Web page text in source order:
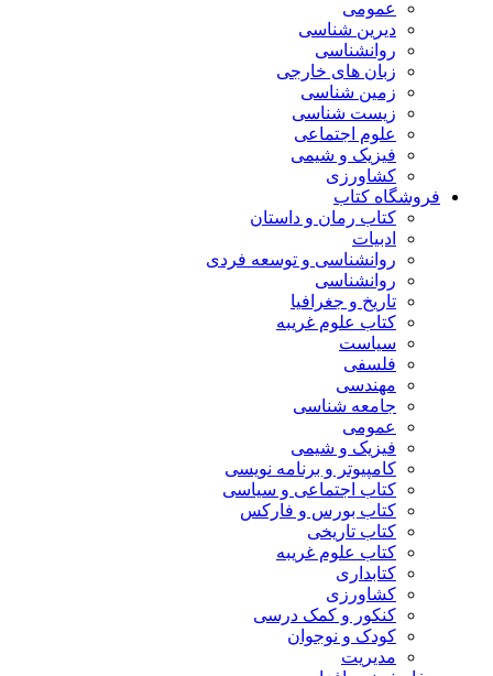
عمومی
دیرین شناسی
روانشناسی
زبان های خارجی
زمین شناسی
زیست شناسی
علوم اجتماعی
فیزیک و شیمی
کشاورزی
فروشگاه کتاب
کتاب رمان و داستان
ادبیات
روانشناسی و توسعه فردی
روانشناسی
تاریخ و جغرافیا
کتاب علوم غریبه
سیاست
فلسفی
مهندسی
جامعه شناسی
عمومی
فیزیک و شیمی
کامپیوتر و برنامه نویسی
کتاب اجتماعی و سیاسی
کتاب بورس و فارکس
کتاب تاریخی
کتاب علوم غریبه
کتابداری
کشاورزی
کنکور و کمک‌ درسی
کودک و نوجوان
مدیریت